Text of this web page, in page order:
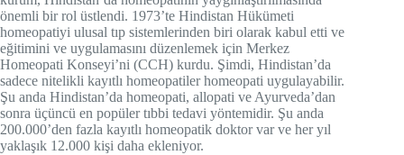
önemli bir rol üstlendi. 1973’te Hindistan Hükümeti
homeopatiyi ulusal tıp sistemlerinden biri olarak kabul etti ve
eğitimini ve uygulamasını düzenlemek için Merkez
Homeopati Konseyi’ni (CCH) kurdu. Şimdi, Hindistan’da
sadece nitelikli kayıtlı homeopatiler homeopati uygulayabilir.
Şu anda Hindistan’da homeopati, allopati ve Ayurveda’dan
sonra üçüncü en popüler tıbbi tedavi yöntemidir. Şu anda
200.000’den fazla kayıtlı homeopatik doktor var ve her yıl
yaklaşık 12.000 kişi daha ekleniyor.